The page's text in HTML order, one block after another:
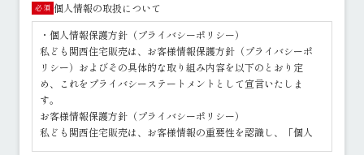
必須 個人情報の取扱について
・個人情報保護方針（プライバシーポリシー）
私ども関西住宅販売は、お客様情報保護方針（プライバシーポ
リシー）およびその具体的な取り組み内容を以下のとおり定
め、これをプライバシーステートメントとして宣言いたしま
す。
お客様情報保護方針（プライバシーポリシー）
私ども関西住宅販売は、お客様情報の重要性を認識し、「個人
情報の保護に関する法律」その他の関係法令を遵守するととも